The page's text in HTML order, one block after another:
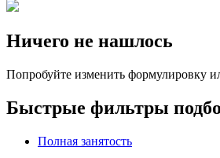
Ничего не нашлось
Попробуйте изменить формулировку
Быстрые фильтры
Полная занятость